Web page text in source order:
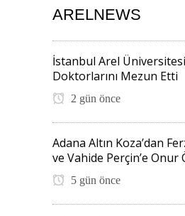
ARELNEWS
İstanbul Arel
Doktorlarını Mezun Etti
2 gün önce
Adana Altın Koza’dan
ve Vahide Perçin’e Onur
5 gün önce